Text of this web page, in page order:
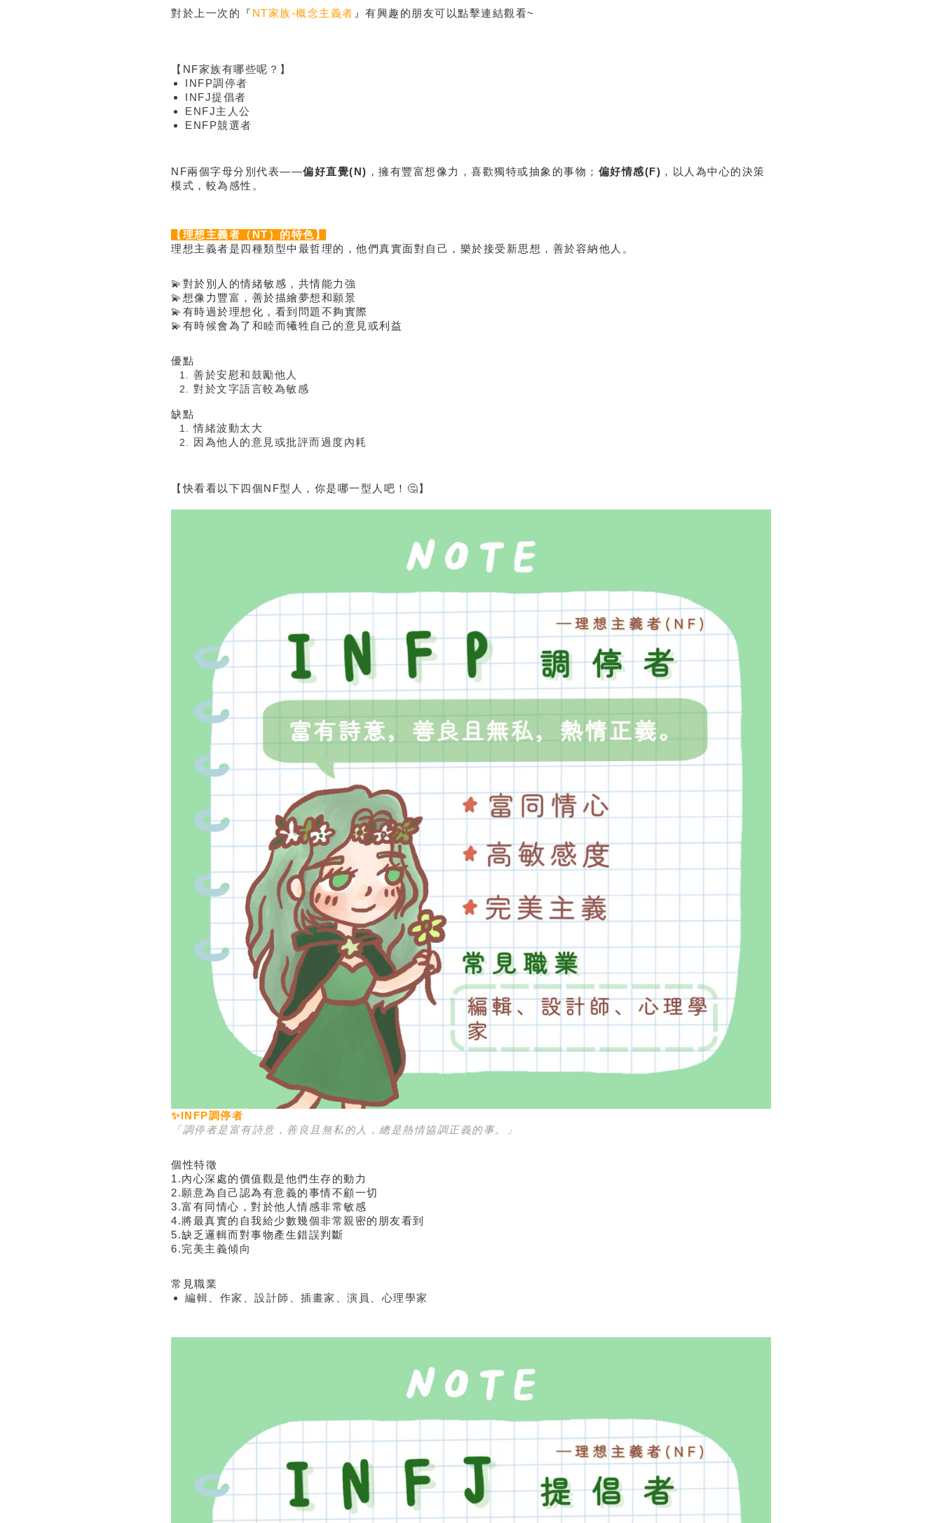
對於上一次的『 NT家族-概念主義者 』有興趣的朋友可以點擊連結觀看~
【NF家族有哪些呢？】
INFP調停者
INFJ提倡者
ENFJ主人公
ENFP競選者
NF兩個字母分別代表——偏好直覺(N) ，擁有豐富想像力，喜歡獨特或抽象的事物； 偏好情感(F) ，以人為中心的決策
模式，較為感性。
【理想主義者（NT）的特色】
理想主義者是四種類型中最哲理的，他們真實面對自己，樂於接受新思想，善於容納他人。
💫對於別人的情緒敏感，共情能力強
💫想像力豐富，善於描繪夢想和願景
💫有時過於理想化，看到問題不夠實際
💫有時候會為了和睦而犧牲自己的意見或利益
優點
善於安慰和鼓勵他人
對於文字語言較為敏感
缺點
情緒波動太大
因為他人的意見或批評而過度內耗
【快看看以下四個NF型人，你是哪一型人吧！🤔】
✨INFP調停者
「調停者是富有詩意，善良且無私的人，總是熱情協調正義的事。」
個性特徵
1.內心深處的價值觀是他們生存的動力
2.願意為自己認為有意義的事情不顧一切
3.富有同情心，對於他人情感非常敏感
4.將最真實的自我給少數幾個非常親密的朋友看到
5.缺乏邏輯而對事物產生錯誤判斷
6.完美主義傾向
常見職業
編輯、作家、設計師、插畫家、演員、心理學家